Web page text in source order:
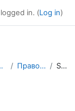
in. (Log in)
Право (олимпиады) Summary